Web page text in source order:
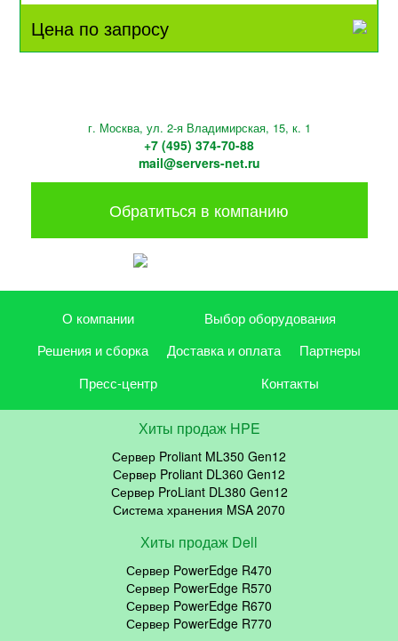
Цена по запросу
г. Москва, ул. 2-я Владимирская, 15, к. 1
+7 (495) 374-70-88
mail@servers-net.ru
Обратиться в компанию
О компании
Выбор оборудования
Решения и сборка
Доставка и оплата
Партнеры
Пресс-центр
Контакты
Хиты продаж HPE
Сервер Proliant ML350 Gen12
Сервер Proliant DL360 Gen12
Сервер ProLiant DL380 Gen12
Система хранения MSA 2070
Хиты продаж Dell
Сервер PowerEdge R470
Сервер PowerEdge R570
Сервер PowerEdge R670
Сервер PowerEdge R770